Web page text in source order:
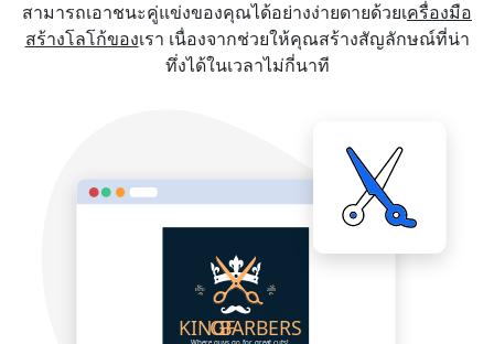
สามารถเอาชนะคู่แข่งของคุณได้อย่างง่ายดายด้วยเครื่องมือ
สร้างโลโก้ของเรา เนื่องจากช่วยให้คุณสร้างสัญลักษณ์ที่น่า
ทึ่งได้ในเวลาไม่กี่นาที